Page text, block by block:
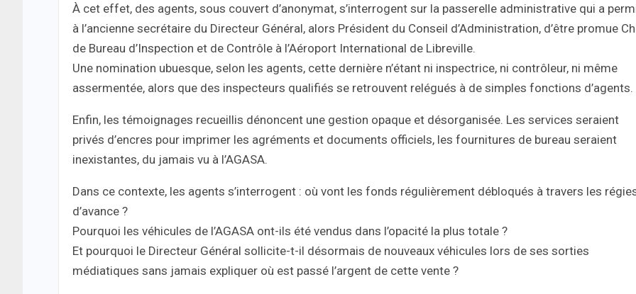
À cet effet, des agents, sous couvert d’anonymat, s’interrogent sur la passerelle administrative qui a
à l’ancienne secrétaire du Directeur Général, alors Président du Conseil d’Administration, d’être promue
de Bureau d’Inspection et de Contrôle à l’Aéroport International de Libreville.
Une nomination ubuesque, selon les agents, cette dernière n’étant ni inspectrice, ni contrôleur, ni même
assermentée, alors que des inspecteurs qualifiés se retrouvent relégués à de simples fonctions d’agents.
Enfin, les témoignages recueillis dénoncent une gestion opaque et désorganisée. Les services seraient
privés d’encres pour imprimer les agréments et documents officiels, les fournitures de bureau seraient
inexistantes, du jamais vu à l’AGASA.
Dans ce contexte, les agents s’interrogent : où vont les fonds régulièrement débloqués à travers les
d’avance ?
Pourquoi les véhicules de l’AGASA ont-ils été vendus dans l’opacité la plus totale ?
Et pourquoi le Directeur Général sollicite-t-il désormais de nouveaux véhicules lors de ses sorties
médiatiques sans jamais expliquer où est passé l’argent de cette vente ?